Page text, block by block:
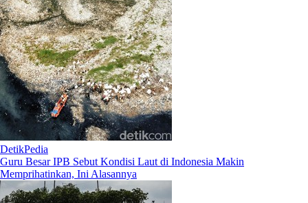
DetikPedia
Guru Besar IPB Sebut Kondisi Laut di Indonesia Makin
Memprihatinkan, Ini Alasannya